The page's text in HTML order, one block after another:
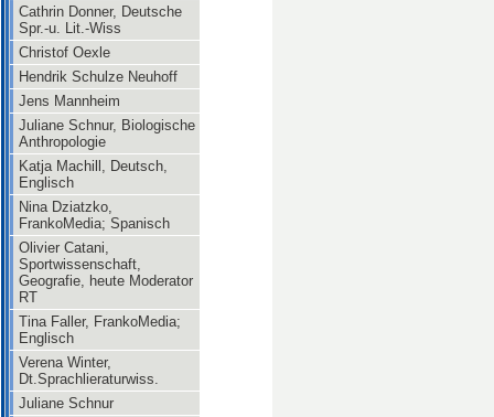
Cathrin Donner, Deutsche
Spr.-u. Lit.-Wiss
Christof Oexle
Hendrik Schulze Neuhoff
Jens Mannheim
Juliane Schnur, Biologische
Anthropologie
Katja Machill, Deutsch,
Englisch
Nina Dziatzko,
FrankoMedia; Spanisch
Olivier Catani,
Sportwissenschaft,
Geografie, heute Moderator
RT
Tina Faller, FrankoMedia;
Englisch
Verena Winter,
Dt.Sprachlieraturwiss.
Juliane Schnur